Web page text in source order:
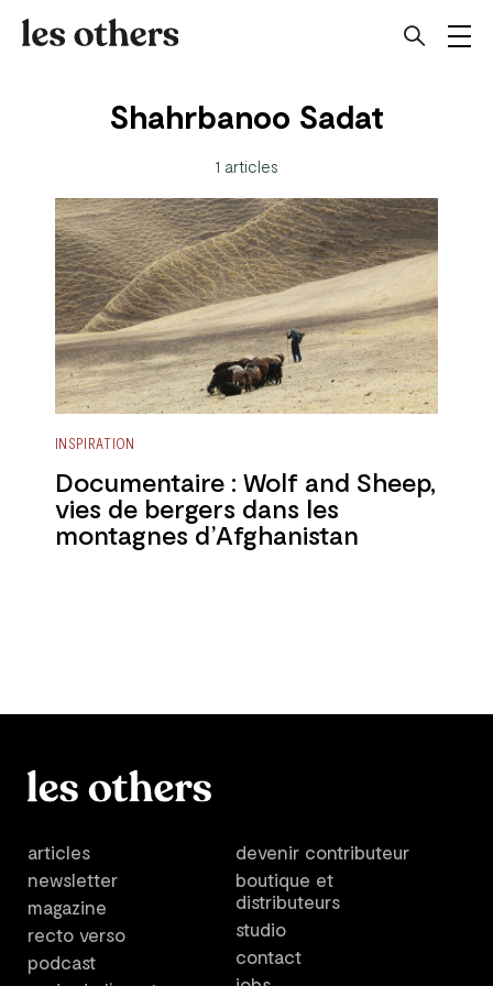
Shahrbanoo Sadat
1 articles
INSPIRATION
Documentaire : Wolf and Sheep,
vies de bergers dans les
montagnes d’Afghanistan
articles
newsletter
magazine
recto verso
podcast
devenir contributeur
boutique et
distributeurs
studio
contact